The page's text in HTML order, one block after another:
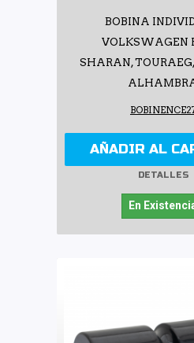
BOBINA
VOLKSWAGEN
SHARAN,
AÑADIR AL
DETALLES
En